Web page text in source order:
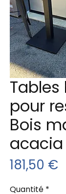
pour
Bois
acacia
181,50 €
Quantité *